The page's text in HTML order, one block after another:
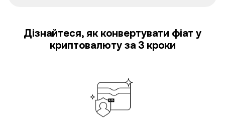
Дізнайтеся, як конвертувати фіат у
криптовалюту за 3 кроки